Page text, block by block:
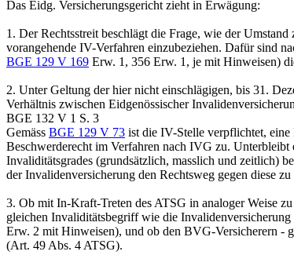
Das Eidg. Versicherungsgericht zieht in Erwägung:
1. Der Rechtsstreit beschlägt die Frage, wie der
vorangehende IV-Verfahren einzubeziehen. Dafür sind
BGE 129 V 169 Erw. 1, 356 Erw. 1, je mit Hinweisen)
2. Unter Geltung der hier nicht einschlägigen, bis 31.
Verhältnis zwischen Eidgenössischer
BGE 132 V 1 S. 3
Gemäss BGE 129 V 73 ist die IV-Stelle verpflichtet, eine
Beschwerderecht im Verfahren nach IVG zu. Unterbleibt
Invaliditätsgrades (grundsätzlich, masslich und zeitlich)
der Invalidenversicherung den Rechtsweg gegen diese
3. Ob mit In-Kraft-Treten des ATSG in analoger Weise
gleichen Invaliditätsbegriff wie die
Erw. 2 mit Hinweisen), und ob den BVG-Versicherern -
(Art. 49 Abs. 4 ATSG).